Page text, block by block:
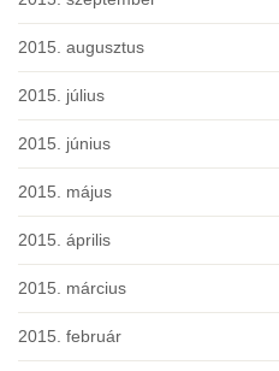
2015. augusztus
2015. július
2015. június
2015. május
2015. április
2015. március
2015. február